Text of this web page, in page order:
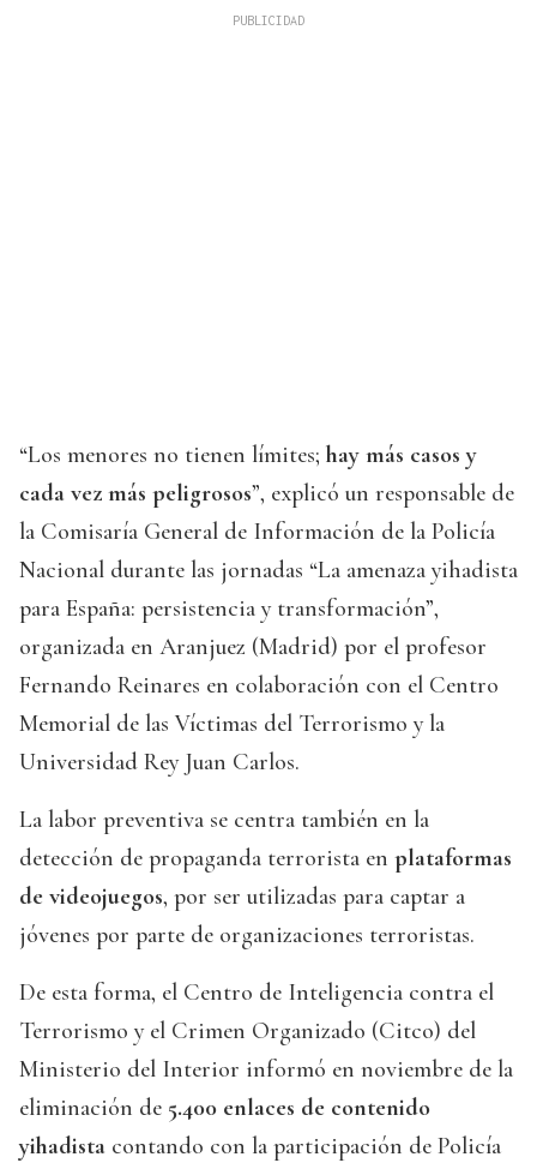
“Los menores no tienen límites; hay más casos y
cada vez más peligrosos”, explicó un responsable de
la Comisaría General de Información de la Policía
Nacional durante las jornadas “La amenaza yihadista
para España: persistencia y transformación”,
organizada en Aranjuez (Madrid) por el profesor
Fernando Reinares en colaboración con el Centro
Memorial de las Víctimas del Terrorismo y la
Universidad Rey Juan Carlos.
La labor preventiva se centra también en la
detección de propaganda terrorista en plataformas
de videojuegos, por ser utilizadas para captar a
jóvenes por parte de organizaciones terroristas.
De esta forma, el Centro de Inteligencia contra el
Terrorismo y el Crimen Organizado (Citco) del
Ministerio del Interior informó en noviembre de la
eliminación de 5.400 enlaces de contenido
yihadista contando con la participación de Policía